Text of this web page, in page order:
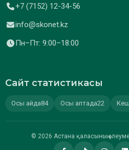
+7 (7152) 12-34-56
info@skonet.kz
Пн–Пт: 9:00–18:00
Сайт статистикасы
Осы айда84 Осы аптада22
© 2026 Астана қаласының